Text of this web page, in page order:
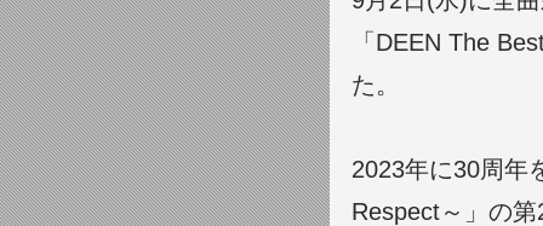
「DEEN The
た。
2023年に30周年
Respect～」の